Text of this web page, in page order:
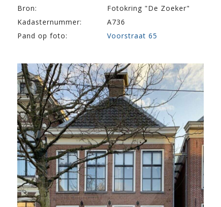
Bron:
Fotokring "De Zoeker"
Kadasternummer:
A736
Pand op foto:
Voorstraat 65